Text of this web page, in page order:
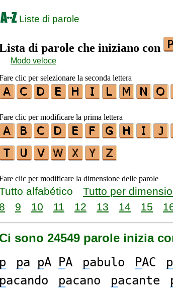
Liste di parole
di parole che iniziano con
Modo veloce
clic per selezionare la seconda lettera
clic per modificare la prima lettera
clic per modificare la dimensione delle parole
alfabético Tutto per
8
9 10 11 12 13 14 15
Ci sono 24549 parole inizia
p pa pA PA pabulo PAC p
pacando pacano pacante